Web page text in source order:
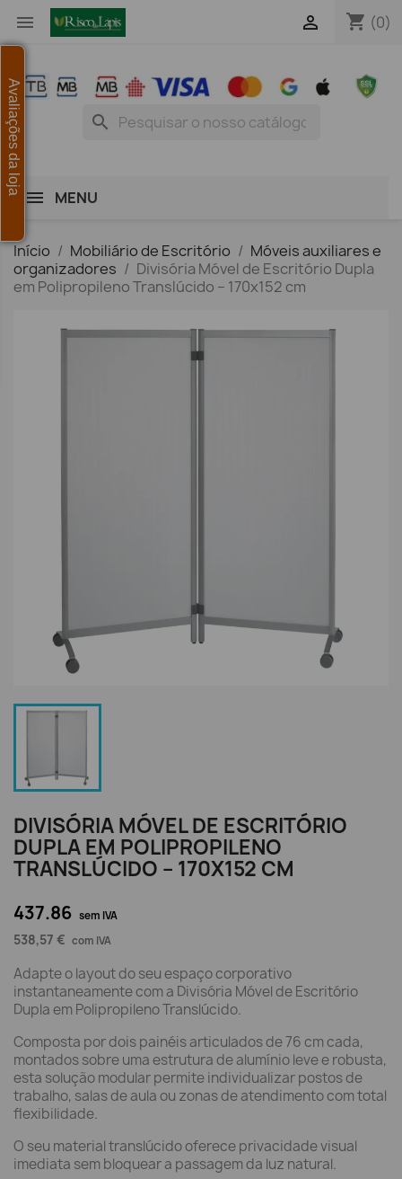
 shopping_cart (0)

search
MENU
Início Mobiliário de Escritório
Móveis auxiliares e
organizadores
Divisória Móvel de Escritório Dupla
em Polipropileno Translúcido – 170x152 cm
DIVISÓRIA MÓVEL DE ESCRITÓRIO
DUPLA EM POLIPROPILENO
TRANSLÚCIDO – 170X152 CM
437.86 sem IVA
538,57 € com IVA
Adapte o layout do seu espaço corporativo
instantaneamente com a Divisória Móvel de Escritório
Dupla em Polipropileno Translúcido.
Composta por dois painéis articulados de 76 cm cada,
montados sobre uma estrutura de alumínio leve e robusta,
esta solução modular permite individualizar postos de
trabalho, salas de aula ou zonas de atendimento com total
flexibilidade.
O seu material translúcido oferece privacidade visual
imediata sem bloquear a passagem da luz natural.
Avaliações da loja